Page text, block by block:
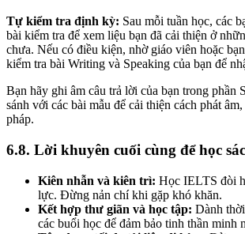
Tự kiểm tra định kỳ: Sau mỗi tuần học, các
bài kiểm tra để xem liệu bạn đã cải thiện ở
chưa. Nếu có điều kiện, nhờ giáo viên hoặc
kiểm tra bài Writing và Speaking của bạn để
Bạn hãy ghi âm câu trả lời của bạn trong phần
sánh với các bài mẫu để cải thiện cách phát
pháp.
6.8. Lời khuyên cuối cùng để học
Kiên nhẫn và kiên trì: Học IELTS đòi
lực. Đừng nản chí khi gặp khó khăn.
Kết hợp thư giãn và học tập: Dành
các buổi học để đảm bảo tinh thần minh